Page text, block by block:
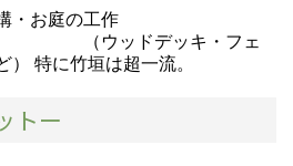
・お庭の工作
デッキ・フェ
） 特に竹垣は超一流。
トー